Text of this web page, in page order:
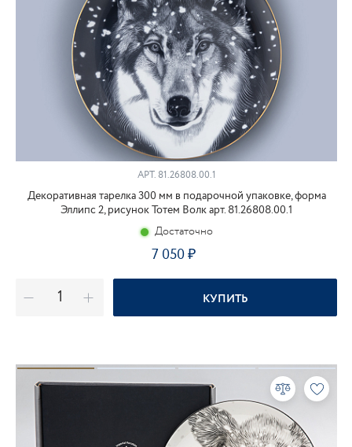
АРТ.81.26808.00.1
Декоративная тарелка 300 мм в подарочной упаковке, форма
Эллипс 2, рисунок Тотем Волк арт. 81.26808.00.1
Достаточно
7 050
КУПИТЬ